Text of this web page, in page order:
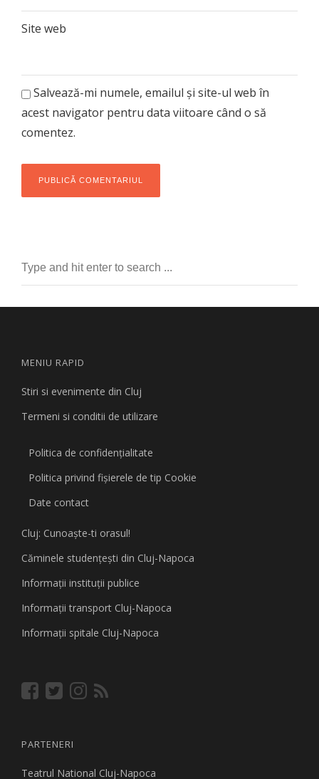
Site web
Salvează-mi numele, emailul și site-ul web în
acest navigator pentru data viitoare când o să
comentez.
MENIU RAPID
Stiri si evenimente din Cluj
Termeni si conditii de utilizare
Politica de confidențialitate
Politica privind fişierele de tip Cookie
Date contact
Cluj: Cunoaşte-ti orasul!
Căminele studenţeşti din Cluj-Napoca
Informaţii instituţii publice
Informaţii transport Cluj-Napoca
Informaţii spitale Cluj-Napoca
PARTENERI
Teatrul National Cluj-Napoca